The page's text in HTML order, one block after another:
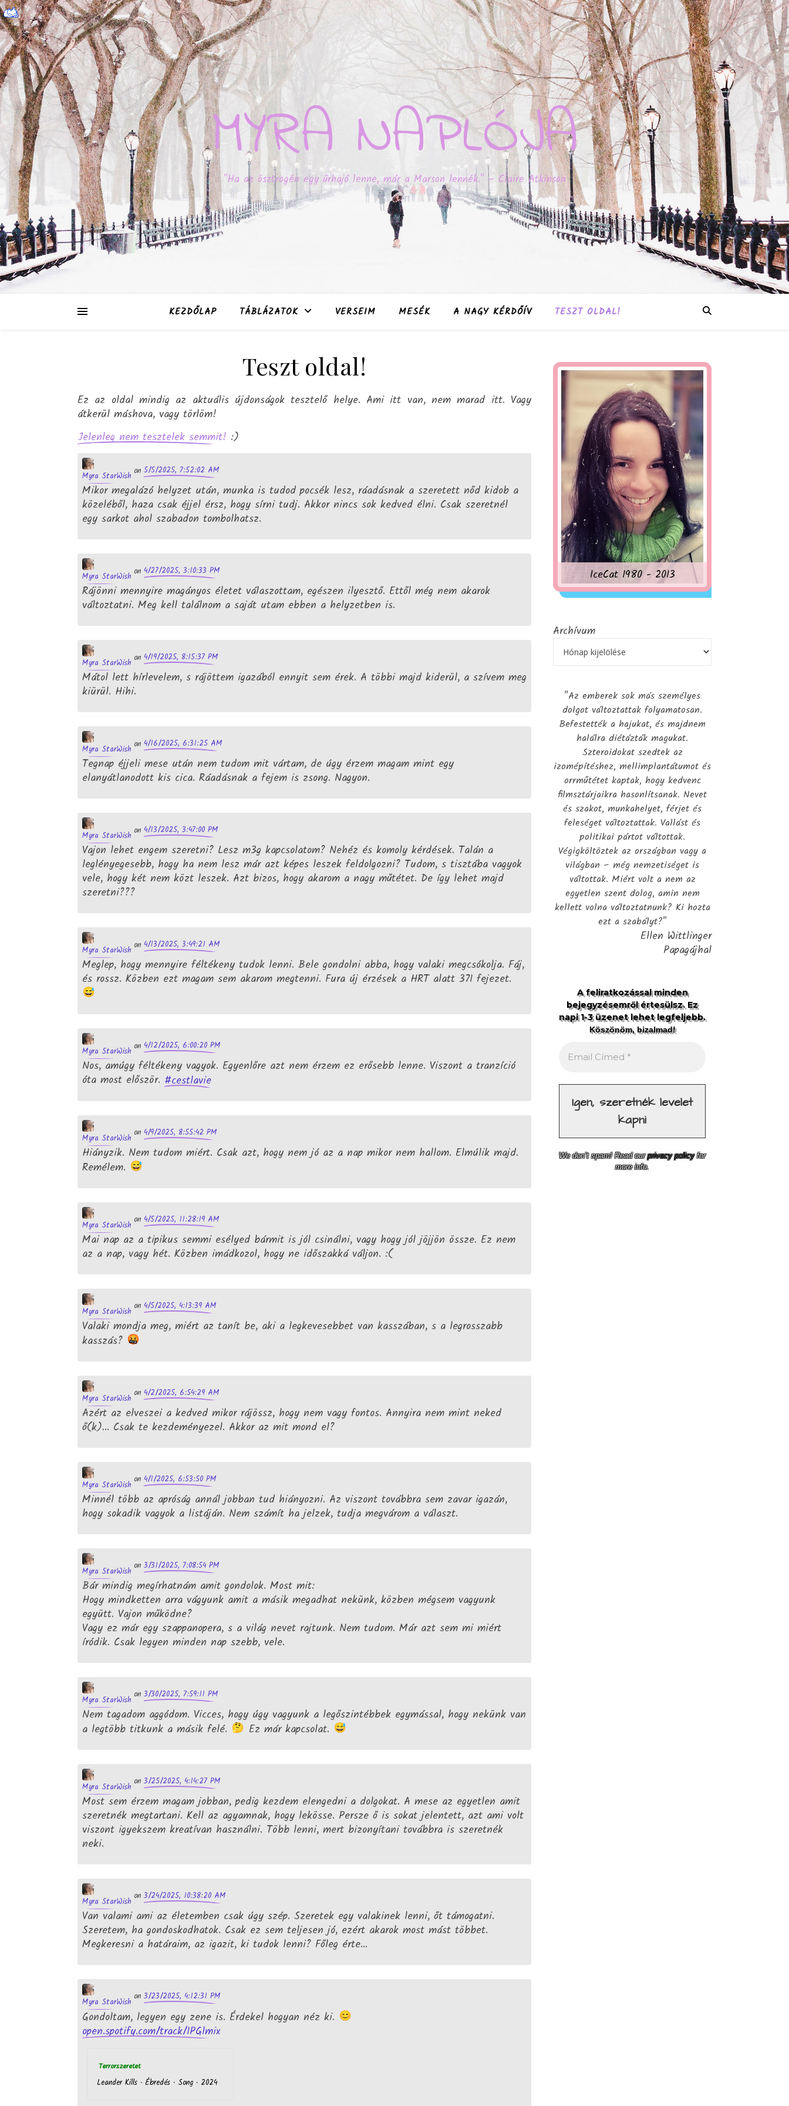
MYRA NAPLÓJA
"Ha az ösztrogén egy űrhajó lenne, már a Marson lennék." – Claire Atkinson
KEZDŐLAP TÁBLÁZATOK VERSEIM MESÉK A NAGY KÉRDŐÍV TESZT OLDAL!
Teszt oldal!
Ez az oldal mindig az aktuális újdonságok tesztelő helye. Ami itt van, nem marad itt. Vagy
átkerül máshova, vagy törlöm!
Jelenleg nem tesztelek semmit! :)
Myra StarWish on 5/5/2025, 7:52:02 AM
Mikor megalázó helyzet után, munka is tudod pocsék lesz, ráadásnak a szeretett nőd kidob a
közeléből, haza csak éjjel érsz, hogy sírni tudj. Akkor nincs sok kedved élni. Csak szeretnél
egy sarkot ahol szabadon tombolhatsz.
Myra StarWish on 4/27/2025, 3:10:33 PM
Rájönni mennyire magányos életet válaszottam, egészen ilyesztő. Ettől még nem akarok
változtatni. Meg kell találnom a saját utam ebben a helyzetben is.
Myra StarWish on 4/19/2025, 8:15:37 PM
Mátol lett hírlevelem, s rájöttem igazából ennyit sem érek. A többi majd kiderül, a szívem meg
kiürül. Hihi.
Myra StarWish on 4/16/2025, 6:31:25 AM
Tegnap éjjeli mese után nem tudom mit vártam, de úgy érzem magam mint egy
elanyátlanodott kis cica. Ráadásnak a fejem is zsong. Nagyon.
Myra StarWish on 4/13/2025, 3:47:00 PM
Vajon lehet engem szeretni? Lesz m3g kapcsolatom? Nehéz és komoly kérdések. Talán a
leglényegesebb, hogy ha nem lesz már azt képes leszek feldolgozni? Tudom, s tisztába vagyok
vele, hogy két nem közt leszek. Azt bizos, hogy akarom a nagy műtétet. De így lehet majd
szeretni???
Myra StarWish on 4/13/2025, 3:49:21 AM
Meglep, hogy mennyire féltékeny tudok lenni. Bele gondolni abba, hogy valaki megcsókolja. Fáj,
és rossz. Közben ezt magam sem akarom megtenni. Fura új érzések a HRT alatt 371 fejezet.
Myra StarWish on 4/12/2025, 6:00:20 PM
Nos, amúgy féltékeny vagyok. Egyenlőre azt nem érzem ez erősebb lenne. Viszont a tranzíció
óta most először. #cestlavie
Myra StarWish on 4/9/2025, 8:55:42 PM
Hiányzik. Nem tudom miért. Csak azt, hogy nem jó az a nap mikor nem hallom. Elmúlik majd.
Remélem.
Myra StarWish on 4/5/2025, 11:28:19 AM
Mai nap az a tipikus semmi esélyed bármit is jól csinálni, vagy hogy jól jöjjön össze. Ez nem
az a nap, vagy hét. Közben imádkozol, hogy ne időszakká váljon. :(
Myra StarWish on 4/5/2025, 4:13:39 AM
Valaki mondja meg, miért az tanít be, aki a legkevesebbet van kasszában, s a legrosszabb
kasszás?
Myra StarWish on 4/2/2025, 6:54:29 AM
Azért az elveszei a kedved mikor rájössz, hogy nem vagy fontos. Annyira nem mint neked
ő(k)... Csak te kezdeményezel. Akkor az mit mond el?
Myra StarWish on 4/1/2025, 6:53:50 PM
Minnél több az apróság annál jobban tud hiányozni. Az viszont továbbra sem zavar igazán,
hogy sokadik vagyok a listáján. Nem számít ha jelzek, tudja megvárom a választ.
Myra StarWish on 3/31/2025, 7:08:54 PM
Bár mindig megírhatnám amit gondolok. Most mit:
Hogy mindketten arra vágyunk amit a másik megadhat nekünk, közben mégsem vagyunk
együtt. Vajon működne?
Vagy ez már egy szappanopera, s a világ nevet rajtunk. Nem tudom. Már azt sem mi miért
íródik. Csak legyen minden nap szebb, vele.
Myra StarWish on 3/30/2025, 7:59:11 PM
Nem tagadom aggódom. Vicces, hogy úgy vagyunk a legőszintébbek egymással, hogy nekünk van
a legtöbb titkunk a másik felé.
Ez már kapcsolat.
Myra StarWish on 3/25/2025, 4:14:27 PM
Most sem érzem magam jobban, pedig kezdem elengedni a dolgokat. A mese az egyetlen amit
szeretnék megtartani. Kell az agyamnak, hogy lekösse. Persze ő is sokat jelentett, azt ami volt
viszont igyekszem kreatívan használni. Több lenni, mert bizonyítani továbbra is szeretnék
neki.
Myra StarWish on 3/24/2025, 10:38:20 AM
Van valami ami az életemben csak úgy szép. Szeretek egy valakinek lenni, őt támogatni.
Szeretem, ha gondoskodhatok. Csak ez sem teljesen jó, ezért akarok most mást többet.
Megkeresni a határaim, az igazit, ki tudok lenni? Főleg érte...
Myra StarWish on 3/23/2025, 4:12:31 PM
Gondoltam, legyen egy zene is. Érdekel hogyan néz ki.
open.spotify.com/track/1PGlmix
Terrorszeretet
Leander Kills · Ébredés · Song · 2024
IceCat 1980 - 2013
Archívum
"Az emberek sok más személyes
dolgot változtattak folyamatosan.
Befestették a hajukat, és majdnem
halálra diétázták magukat.
Szteroidokat szedtek az
izomépítéshez, mellimplantátumot és
orrműtétet kaptak, hogy kedvenc
filmsztárjaikra hasonlítsanak. Nevet
és szakot, munkahelyet, férjet és
feleséget változtattak. Vallást és
politikai pártot váltottak.
Végigköltöztek az országban vagy a
világban – még nemzetiséget is
váltottak. Miért volt a nem az
egyetlen szent dolog, amin nem
kellett volna változtatnunk? Ki hozta
ezt a szabályt?"
Ellen Wittlinger
Papagájhal
A feliratkozással minden
bejegyzésemről értesülsz. Ez
napi 1-3 üzenet lehet legfeljebb.
Köszönöm, bizalmad!
We don’t spam! Read ourprivacy policyfor
more info.